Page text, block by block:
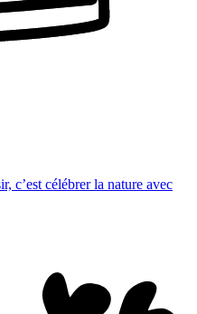
c’est célébrer la nature avec